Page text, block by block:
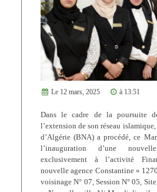
Le 12 mars, 2025 à 13:51
Dans le cadre de la poursuite
l’extension de son réseau
d’Algérie (BNA) a procédé, ce
l’inauguration d’une
exclusivement à l’activité
nouvelle agence Constantine «
voisinage N° 07, Session N° 05,